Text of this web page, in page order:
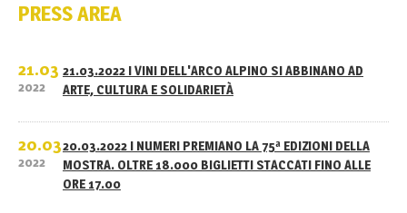
PRESS AREA
21.03
2022
21.03.2022 I VINI DELL'ARCO ALPINO SI ABBINANO AD
ARTE, CULTURA E SOLIDARIETÀ
20.03
2022
20.03.2022 I NUMERI PREMIANO LA 75ª EDIZIONI DELLA
MOSTRA. OLTRE 18.000 BIGLIETTI STACCATI FINO ALLE
ORE 17.00